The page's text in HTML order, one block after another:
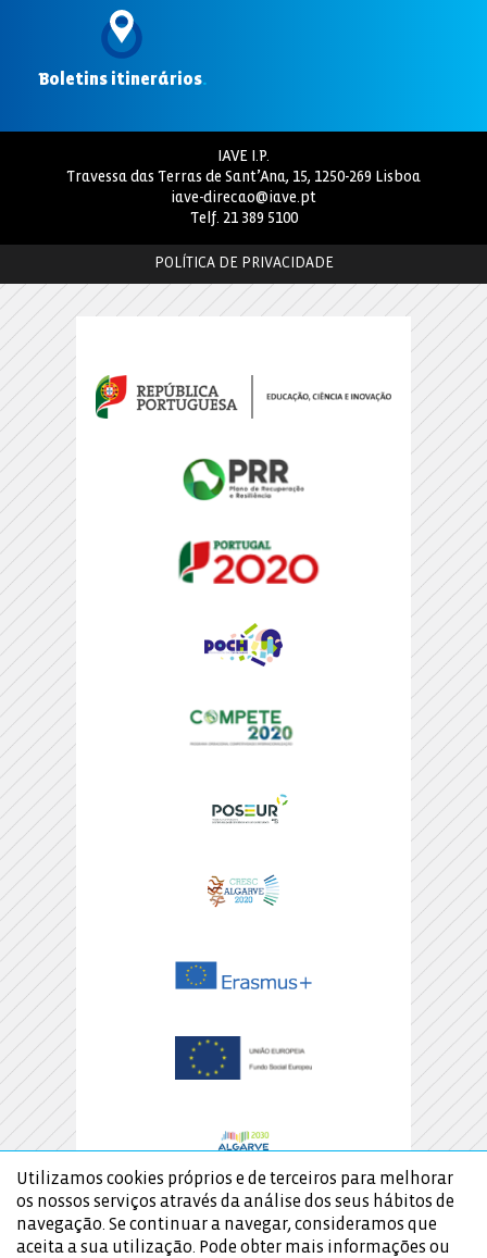
Boletins itinerários.
IAVE I.P.
Travessa das Terras de Sant’Ana, 15, 1250-269 Lisboa
iave-direcao@iave.pt
Telf. 21 389 5100
POLÍTICA DE PRIVACIDADE
Utilizamos cookies próprios e de terceiros para melhorar
os nossos serviços através da análise dos seus hábitos de
navegação. Se continuar a navegar, consideramos que
aceita a sua utilização. Pode obter mais informações ou